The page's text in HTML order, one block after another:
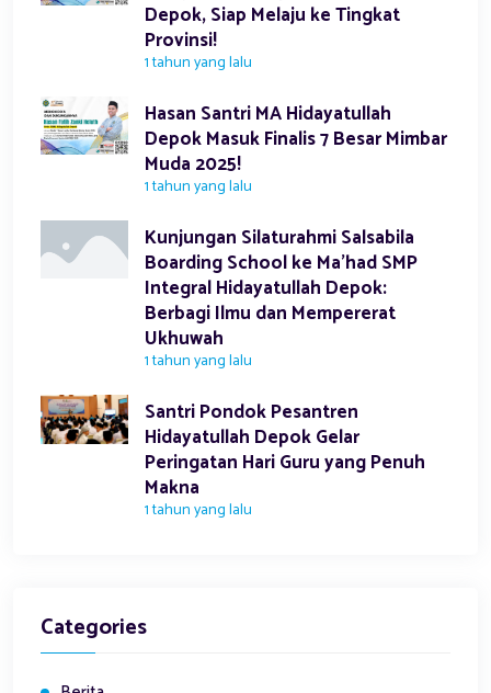
Depok, Siap Melaju ke Tingkat
Provinsi!
1 tahun yang lalu
Hasan Santri MA Hidayatullah
Depok Masuk Finalis 7 Besar Mimbar
Muda 2025!
1 tahun yang lalu
Kunjungan Silaturahmi Salsabila
Boarding School ke Ma'had SMP
Integral Hidayatullah Depok:
Berbagi Ilmu dan Mempererat
Ukhuwah
1 tahun yang lalu
Santri Pondok Pesantren
Hidayatullah Depok Gelar
Peringatan Hari Guru yang Penuh
Makna
1 tahun yang lalu
Categories